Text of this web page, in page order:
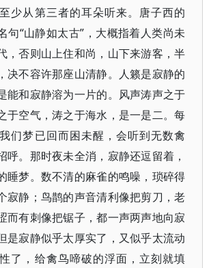
少从第三者的耳朵听来。唐子西的
句“山静如太古”，大概指着人类尚未
，否则山上住和尚，山下来游客，半
决不容许那座山清静。人籁是寂静的
能和寂静溶为一片的。风声涛声之于
于空气，涛之于海水，是一是二。每
们梦已回而困未醒，会听到无数禽
呼。那时夜未全消，寂静还逗留着，
睡梦。数不清的麻雀的鸣噪，琐碎得
寂静；鸟鹊的声音清利像把剪刀，老
而有刺像把锯子，都一声两声地向寂
是寂静似乎太厚实了，又似乎太流动
了，给禽鸟啼破的浮面，立刻就填